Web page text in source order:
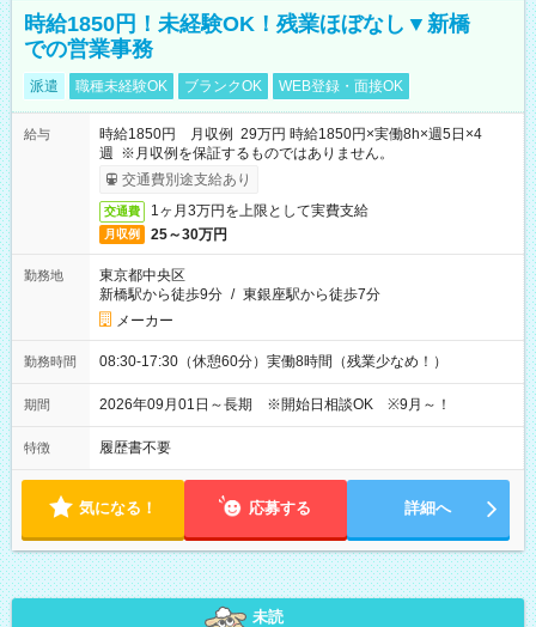
時給1850円！未経験OK！残業ほぼなし▼新橋
での営業事務
派遣 職種未経験OK ブランクOK WEB登録・面接OK
給与
時給1850円 月収例 29万円 時給1850円×実働8h×週5日×4
週 ※月収例を保証するものではありません。
交通費別途支給あり
交通費 1ヶ月3万円を上限として実費支給
月収例 25～30万円
勤務地
東京都中央区
新橋駅から徒歩9分 / 東銀座駅から徒歩7分
メーカー
勤務時間 08:30-17:30（休憩60分）実働8時間（残業少なめ！）
期間 2026年09月01日～長期 ※開始日相談OK ※9月～！
特徴 履歴書不要
気になる！ 応募する 詳細へ
未読